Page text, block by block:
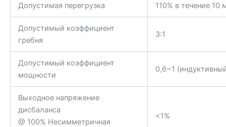
Допустимая перегрузка 110% в течение 10
Допустимый коэффициент
гребня
3:1
Допустимый коэффициент
мощности
0,6~1
Выходное напряжение
дисбаланса
@ 100% Несимметричная
<1%